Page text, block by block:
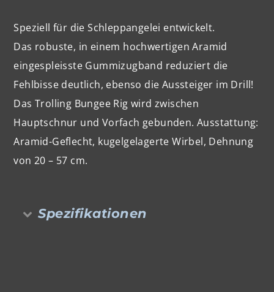
Speziell für die Schleppangelei entwickelt.
Das robuste, in einem hochwertigen Aramid
eingespleisste Gummizugband reduziert die
Fehlbisse deutlich, ebenso die Aussteiger im Drill!
Das Trolling Bungee Rig wird zwischen
Hauptschnur und Vorfach gebunden. Ausstattung:
Aramid-Geflecht, kugelgelagerte Wirbel, Dehnung
von 20 – 57 cm.
Spezifikationen